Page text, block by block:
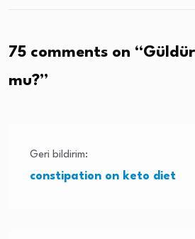
75 comments on “
mu?”
Geri bildirim:
constipation on keto diet